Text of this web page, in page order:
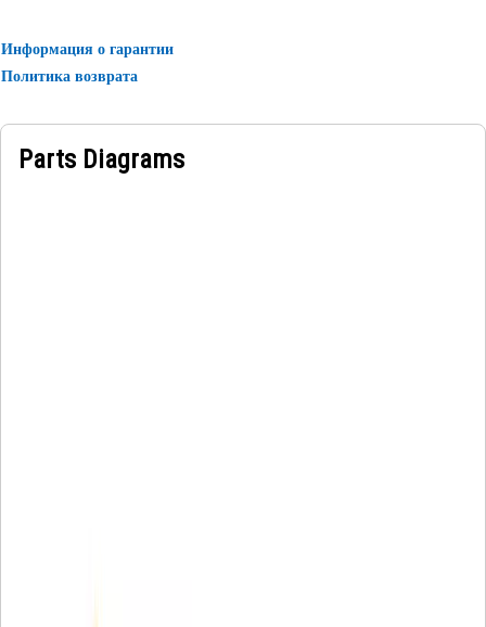
Информация о гарантии
Политика возврата
Parts Diagrams